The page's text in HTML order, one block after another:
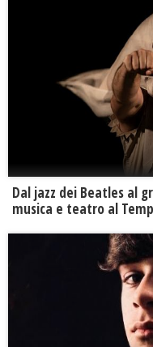
Dal jazz dei Beatles al
musica e teatro al